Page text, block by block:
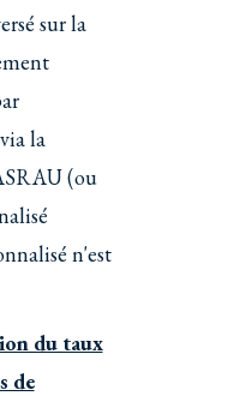
sur la
la
(ou
n'est
du taux
de